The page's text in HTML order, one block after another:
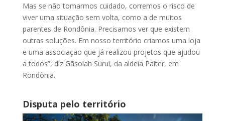
Mas se não tomarmos cuidado, corremos o risco de
viver uma situação sem volta, como a de muitos
parentes de Rondônia. Precisamos ver que existem
outras soluções. Em nosso território criamos uma loja
e uma associação que já realizou projetos que ajudou
a todos”, diz Gãsolah Surui, da aldeia Paiter, em
Rondônia.
Disputa pelo território